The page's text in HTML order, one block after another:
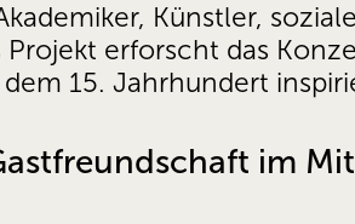
Künstler,
erforscht das
15. Jahrhundert
im